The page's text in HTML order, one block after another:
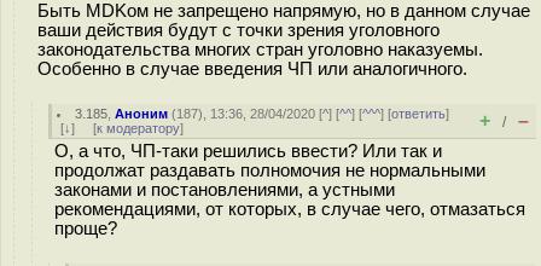
Быть MDKом не запрещено напрямую, но в данном случае
ваши действия будут с точки зрения уголовного
законодательства многих стран уголовно наказуемы.
Особенно в случае введения ЧП или аналогичного.
3.185 ,Аноним (187), 13:36, 28/04/2020 [^] [^^] [^^^] [ответить]
[↓] [к модератору] + / –
О, а что, ЧП-таки решились ввести? Или так и
продолжат раздавать полномочия не нормальными
законами и постановлениями, а устными
рекомендациями, от которых, в случае чего, отмазаться
проще?